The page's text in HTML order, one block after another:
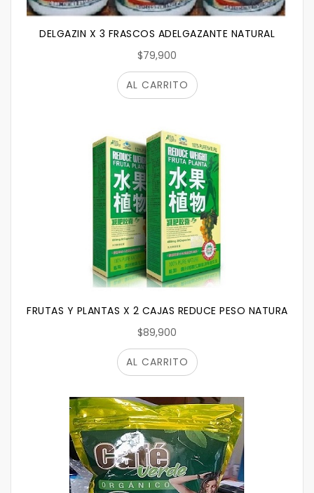
DELGAZIN X 3 FRASCOS ADELGAZANTE NATURAL
$79,900
AL CARRITO
FRUTAS Y PLANTAS X 2 CAJAS REDUCE PESO
$89,900
AL CARRITO